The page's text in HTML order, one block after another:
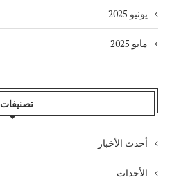
يونيو 2025
مايو 2025
تصنيفات
أحدث الأخبار
الأحداث